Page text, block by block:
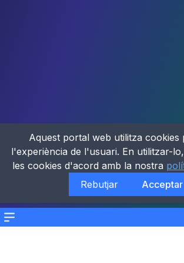
Menu
Aquest portal web utilitza cookies
l'experiència de l'usuari. En utilitzar-
les cookies d'acord amb la nostra
Rebutjar
Acceptar